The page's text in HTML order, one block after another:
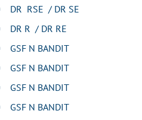
RSE / DR SE
R / DR RE
N BANDIT
N BANDIT
N BANDIT
N BANDIT